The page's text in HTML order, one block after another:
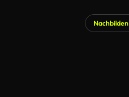
Nachbilden